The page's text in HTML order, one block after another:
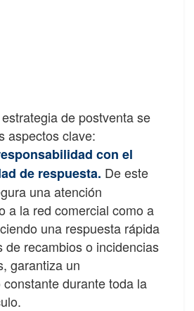
de postventa se
aspectos clave:
con el
de respuesta. De este
una atención
a la red comercial como a
una respuesta rápida
de recambios o incidencias
garantiza un
durante toda la